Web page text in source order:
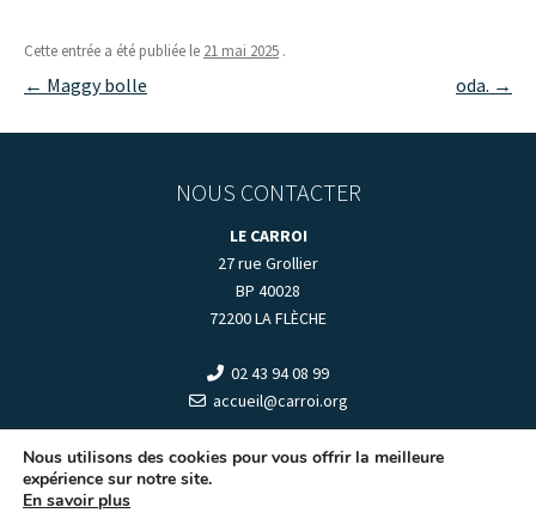
Cette entrée a été publiée le 21 mai 2025 .
Navigation
← Maggy bolle oda. →
NOUS CONTACTER
LE CARROI
27 rue Grollier
BP 40028
72200 LA FLÈCHE
02 43 94 08 99
accueil@carroi.org
+HORAIRES D'OUVERTURE+
Nous utilisons des cookies pour vous offrir la meilleure
expérience sur notre site.
En savoir plus